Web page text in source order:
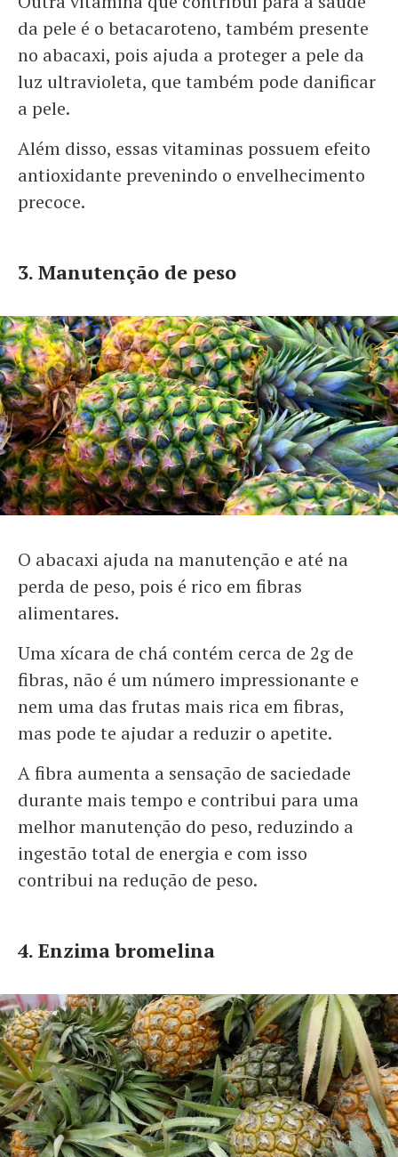
da pele é o betacaroteno, também presente
no abacaxi, pois ajuda a proteger a pele da
luz ultravioleta, que também pode danificar
a pele.
Além disso, essas vitaminas possuem efeito
antioxidante prevenindo o envelhecimento
precoce.
3. Manutenção de peso
O abacaxi ajuda na manutenção e até na
perda de peso, pois é rico em fibras
alimentares.
Uma xícara de chá contém cerca de 2g de
fibras, não é um número impressionante e
nem uma das frutas mais rica em fibras,
mas pode te ajudar a reduzir o apetite.
A fibra aumenta a sensação de saciedade
durante mais tempo e contribui para uma
melhor manutenção do peso, reduzindo a
ingestão total de energia e com isso
contribui na redução de peso.
4. Enzima bromelina